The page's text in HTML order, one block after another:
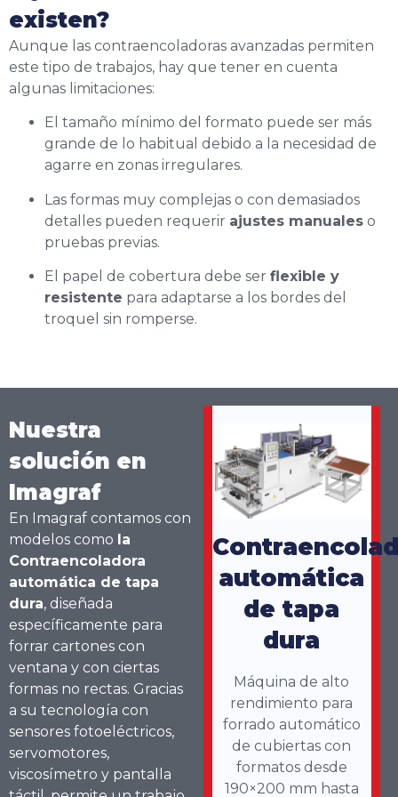
existen?
Aunque las contraencoladoras avanzadas permiten
este tipo de trabajos, hay que tener en cuenta
algunas limitaciones:
El tamaño mínimo del formato puede ser más
grande de lo habitual debido a la necesidad de
agarre en zonas irregulares.
Las formas muy complejas o con demasiados
detalles pueden requerir ajustes manuales o
pruebas previas.
El papel de cobertura debe ser flexible y
resistente para adaptarse a los bordes del
troquel sin romperse.
Nuestra
solución en
Imagraf
En Imagraf contamos con
modelos como la
Contraencoladora
automática de tapa
dura, diseñada
específicamente para
forrar cartones con
ventana y con ciertas
formas no rectas. Gracias
a su tecnología con
sensores fotoeléctricos,
servomotores,
viscosímetro y pantalla
automática
de tapa
dura
Máquina de alto
rendimiento para
forrado automático
de cubiertas con
formatos desde
190×200 mm hasta